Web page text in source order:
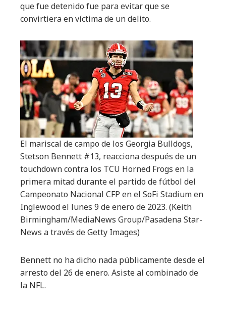
que fue detenido fue para evitar que se
convirtiera en víctima de un delito.
El mariscal de campo de los Georgia Bulldogs,
Stetson Bennett #13, reacciona después de un
touchdown contra los TCU Horned Frogs en la
primera mitad durante el partido de fútbol del
Campeonato Nacional CFP en el SoFi Stadium en
Inglewood el lunes 9 de enero de 2023. (Keith
Birmingham/MediaNews Group/Pasadena Star-
News a través de Getty Images)
Bennett no ha dicho nada públicamente desde el
arresto del 26 de enero. Asiste al combinado de
la NFL.